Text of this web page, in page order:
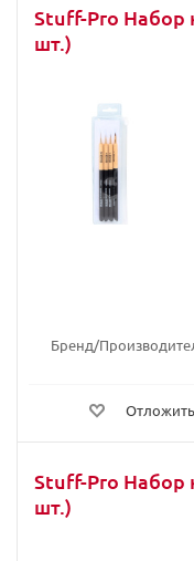
Stuff-Pro Набор
шт.)
Бренд/
Отложить
Stuff-Pro Набор
шт.)